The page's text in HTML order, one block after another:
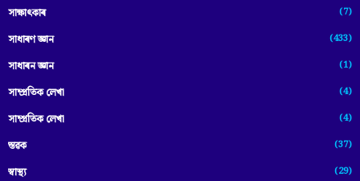
সাক্ষাৎকাৰ (7)
সাধাৰণ জ্ঞান (433)
সাধাৰন জ্ঞান (1)
সাম্প্রতিক লেখা (4)
সাম্প্ৰতিক লেখা (4)
স্তৱক (37)
স্বাস্থ্য (29)